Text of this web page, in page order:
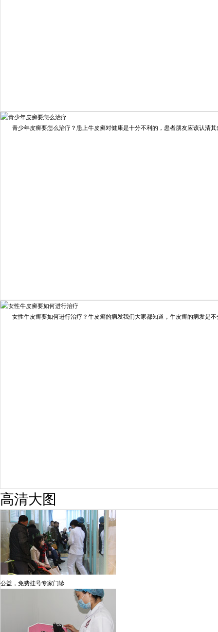
我要咨询我要预约
擅长：住院部主任 【个人简介】 肖建华，成都银康银屑病...
我要咨询 我要预约
青少年皮癣要怎么治疗？患上牛皮癣对健康是十分不利的，患者朋友应该认清其
女性牛皮癣要如何进行治疗？牛皮癣的病发我们大家都知道，牛皮癣的病发是不
高清大图
公益，免费挂号专家门诊